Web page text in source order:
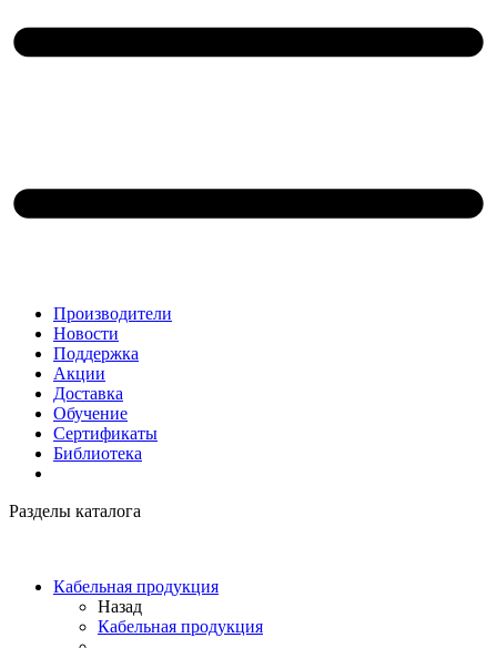
Производители
Новости
Поддержка
Акции
Доставка
Обучение
Сертификаты
Библиотека
Разделы каталога
Кабельная продукция
Назад
Кабельная продукция